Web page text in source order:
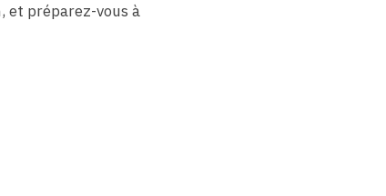
et préparez-vous à